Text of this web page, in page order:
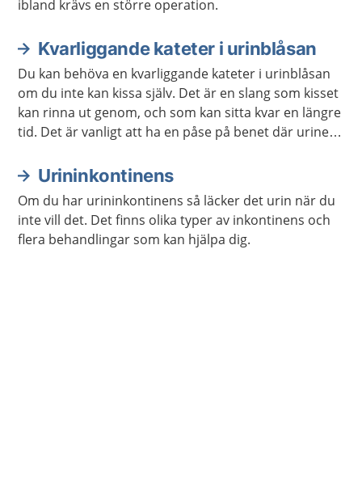
ibland krävs en större operation.
Kvarliggande kateter i urinblåsan
Du kan behöva en kvarliggande kateter i urinblåsan
om du inte kan kissa själv. Det är en slang som kisset
kan rinna ut genom, och som kan sitta kvar en längre
tid. Det är vanligt att ha en påse på benet där urinen
öppnas och tömma urinen i toaletten.
Urininkontinens
Om du har urininkontinens så läcker det urin när du
inte vill det. Det finns olika typer av inkontinens och
flera behandlingar som kan hjälpa dig.